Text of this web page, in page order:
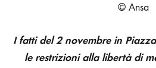
© Ansa
I fatti del 2 novembre in
le restrizioni alla libertà di